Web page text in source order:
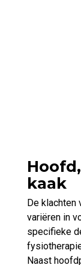
kaak
De klachten
variëren in
specifieke
Naast